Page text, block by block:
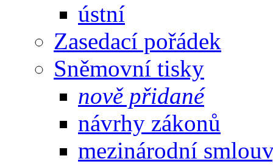
ústní
Zasedací pořádek
Sněmovní tisky
nově přidané
návrhy zákonů
mezinárodní